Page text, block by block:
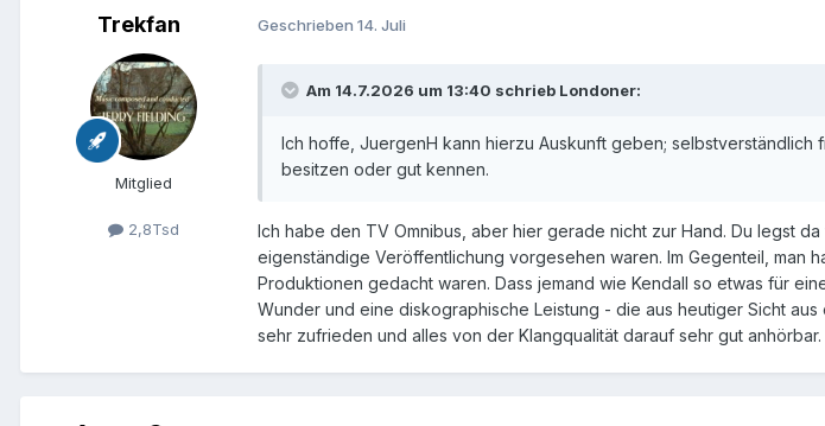
Trekfan
Mitglied
2,8Tsd
Geschrieben 14. Juli
Am 14.7.2026 um 13:40 schrieb Londoner:
Ich hoffe, JuergenH kann hierzu Auskunft geben;
besitzen oder gut kennen.
Ich habe den TV Omnibus, aber hier gerade nicht zur Hand. Du legst
eigenständige Veröffentlichung vorgesehen waren. Im Gegenteil, man
Produktionen gedacht waren. Dass jemand wie Kendall so etwas für
Wunder und eine diskographische Leistung - die aus heutiger Sicht
sehr zufrieden und alles von der Klangqualität darauf sehr gut anhörbar.